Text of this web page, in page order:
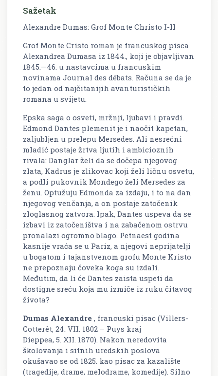
Sažetak
Alexandre Dumas: Grof Monte Christo I-II
Grof Monte Cristo roman je francuskog pisca
Alexandrea Dumasa iz 1844., koji je objavljivan
1845.—46. u nastavcima u francuskim
novinama Journal des débats. Računa se da je
to jedan od najčitanijih avanturističkih
romana u svijetu.
Epska saga o osveti, mržnji, ljubavi i pravdi.
Edmond Dantes plemenit je i naočit kapetan,
zaljubljen u prelepu Mersedes. Ali nesrećni
mladić postaje žrtva ljutih i ambicioznih
rivala: Danglar želi da se dočepa njegovog
zlata, Kadrus je zlikovac koji želi ličnu osvetu,
a podli pukovnik Mondego želi Mersedes za
ženu. Optužuju Edmonda za izdaju, i to na dan
njegovog venčanja, a on postaje zatočenik
zloglasnog zatvora. Ipak, Dantes uspeva da se
izbavi iz zatočeništva i na zabačenom ostrvu
pronalazi ogromno blago. Petnaest godina
kasnije vraća se u Pariz, a njegovi neprijatelji
u bogatom i tajanstvenom grofu Monte Kristo
ne prepoznaju čoveka koga su izdali.
Međutim, da li će Dantes zaista uspeti da
dostigne sreću koja mu izmiče iz ruku čitavog
života?
Dumas Alexandre , francuski pisac (Villers-
Cotterêt, 24. VII. 1802 – Puys kraj
Dieppea, 5. XII. 1870). Nakon neredovita
školovanja i sitnih uredskih poslova
okušavao se od 1825. kao pisac za kazalište
(tragedije, drame, melodrame, komedije). Silno